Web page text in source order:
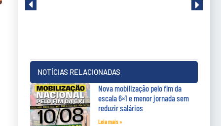
NOTÍCIAS RELACIONADAS
Nova mobilização pelo fim da
escala 6×1 e menor jornada sem
reduzir salários
Leia mais »